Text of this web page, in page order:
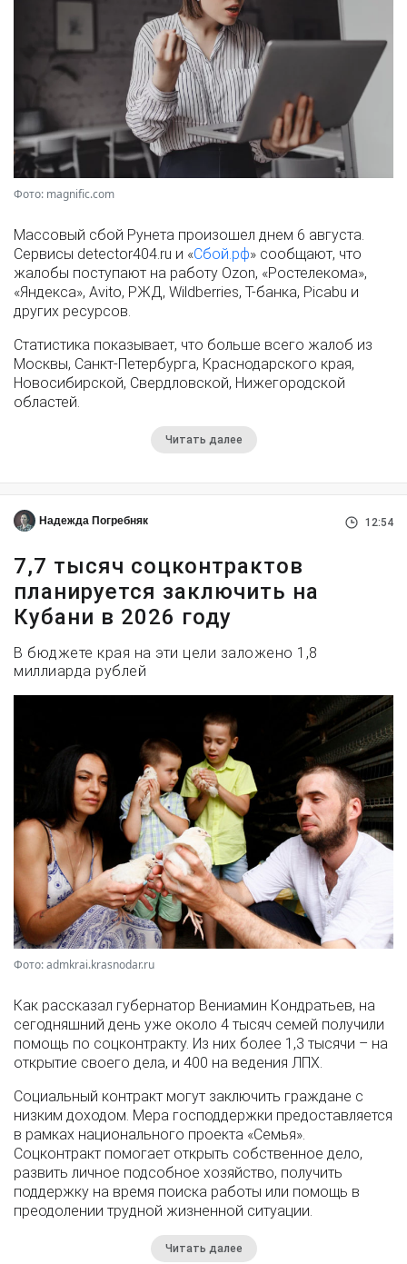
Фото: magnific.com
Массовый сбой Рунета произошел днем 6 августа.
Сервисы detector404.ru и «Сбой.рф» сообщают, что
жалобы поступают на работу Ozon, «Ростелекома»,
«Яндекса», Avito, РЖД, Wildberries, Т-банка, Picabu и
других ресурсов.
Статистика показывает, что больше всего жалоб из
Москвы, Санкт-Петербурга, Краснодарского края,
Новосибирской, Свердловской, Нижегородской
областей.
Читать далее
Надежда Погребняк 12:54
7,7 тысяч соцконтрактов
планируется заключить на
Кубани в 2026 году
В бюджете края на эти цели заложено 1,8
миллиарда рублей
Фото: admkrai.krasnodar.ru
Как рассказал губернатор Вениамин Кондратьев, на
сегодняшний день уже около 4 тысяч семей получили
помощь по соцконтракту. Из них более 1,3 тысячи – на
открытие своего дела, и 400 на ведения ЛПХ.
Социальный контракт могут заключить граждане с
низким доходом. Мера господдержки предоставляется
в рамках национального проекта «Семья».
Соцконтракт помогает открыть собственное дело,
развить личное подсобное хозяйство, получить
поддержку на время поиска работы или помощь в
преодолении трудной жизненной ситуации.
Читать далее